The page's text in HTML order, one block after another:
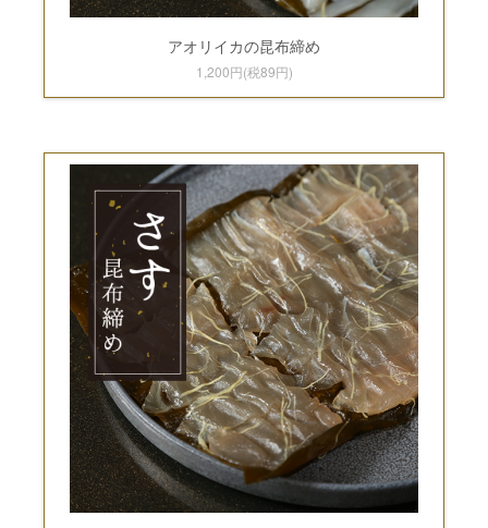
アオリイカの昆布締め
1,200円(税89円)